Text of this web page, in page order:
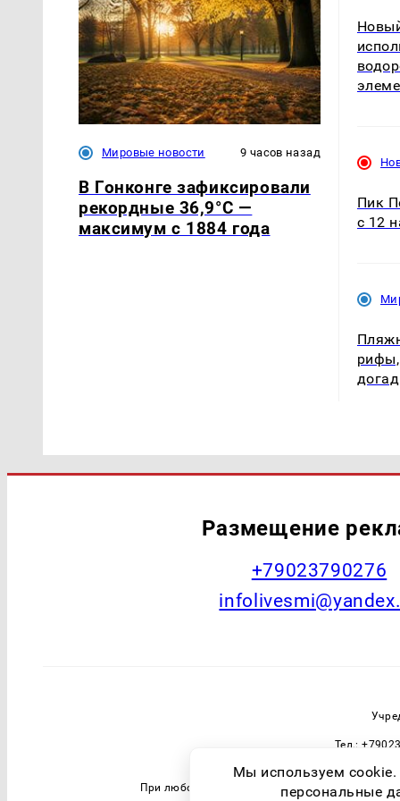
Мировые новости 9 часов назад
В Гонконге зафиксировали
рекордные 36,9°C —
максимум с 1884 года
Пик
с 12
рифы,
Размещение
+79023790276
Тел.:
При любом использовании материалов
Мы используем
персональные